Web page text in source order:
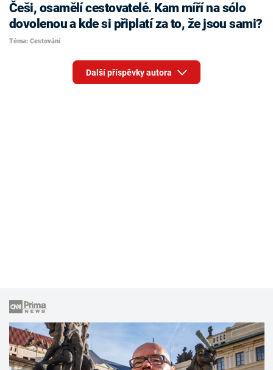
Češi, osamělí cestovatelé. Kam míří na sólo
dovolenou a kde si připlatí za to, že jsou sami?
Téma: Cestování
Další příspěvky autora